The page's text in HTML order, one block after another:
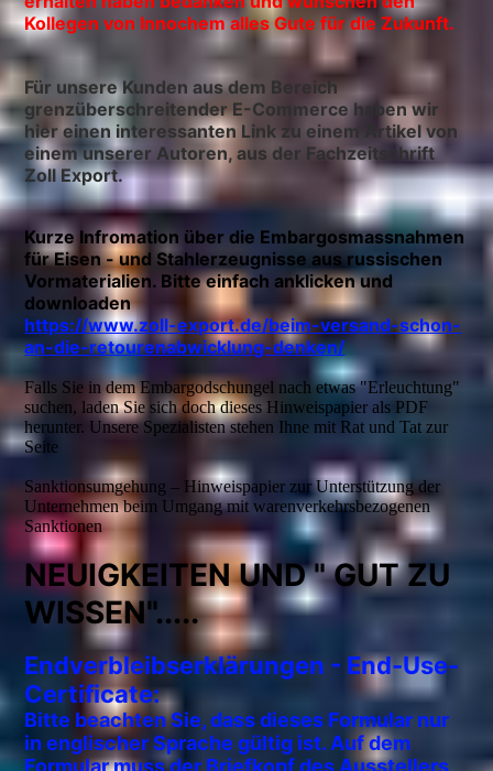
Kollegen von Innochem alles Gute für die Zukunft.
Für unsere Kunden aus dem Bereich
grenzüberschreitender E-Commerce haben wir
hier einen interessanten Link zu einem Artikel von
einem unserer Autoren, aus der Fachzeitschrift
Zoll Export.
Kurze Infromation über die Embargosmassnahmen
für Eisen - und Stahlerzeugnisse aus russischen
Vormaterialien. Bitte einfach anklicken und
downloaden
https://www.zoll-export.de/beim-versand-schon-
an-die-retourenabwicklung-denken/
Falls Sie in dem Embargodschungel nach etwas "Erleuchtung"
suchen, laden Sie sich doch dieses Hinweispapier als PDF
herunter. Unsere Spezialisten stehen Ihne mit Rat und Tat zur
Seite
Sanktionsumgehung – Hinweispapier zur Unterstützung der
Unternehmen beim Umgang mit warenverkehrsbezogenen
Sanktionen
NEUIGKEITEN UND " GUT ZU
WISSEN".....
Endverbleibserklärungen - End-Use-
Certificate:
Bitte beachten Sie, dass dieses Formular nur
in englischer Sprache gültig ist. Auf dem
Formular muss der Briefkopf des Ausstellers